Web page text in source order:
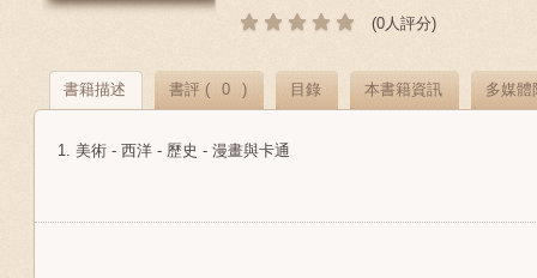
(0人評分)
書籍描述 書評 ( 0 ) 目錄 本書籍資訊 多媒體
1. 美術 - 西洋 - 歷史 - 漫畫與卡通